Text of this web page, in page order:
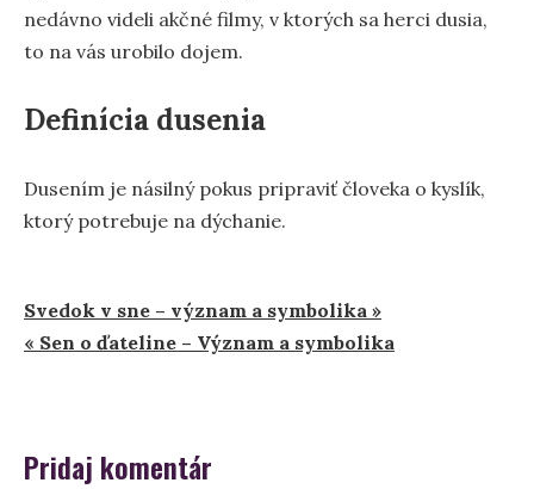
nedávno videli akčné filmy, v ktorých sa herci dusia,
to na vás urobilo dojem.
Definícia dusenia
Dusením je násilný pokus pripraviť človeka o kyslík,
ktorý potrebuje na dýchanie.
Navigácia
v
Svedok v sne – význam a symbolika »
« Sen o ďateline – Význam a symbolika
Pridaj komentár